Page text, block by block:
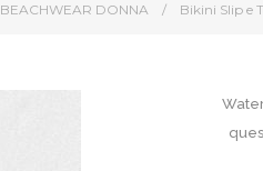
BEACHWEAR DONNA / Bikini Slip e